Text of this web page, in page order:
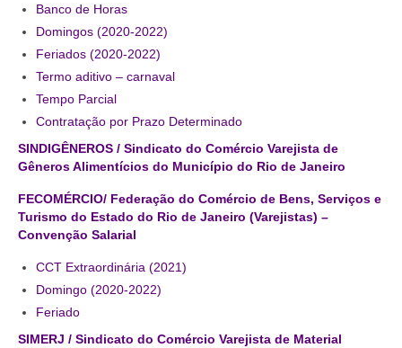
Coletivo Margaridas
Coletivo de Igualdade Racial
DENÚNCIAS
SERVIÇOS
Acordos e convenções
Cadastro de empresa
Jurídico
Declarações
Banco de Horas
Domingos (2020-2022)
Feriados (2020-2022)
Termo aditivo – carnaval
Tempo Parcial
Contratação por Prazo Determinado
SINDIGÊNEROS / Sindicato do Comércio Varejista de
Gêneros Alimentícios do Município do Rio de Janeiro
FECOMÉRCIO/ Federação do Comércio de Bens, Serviços e
Turismo do Estado do Rio de Janeiro (Varejistas) –
Convenção Salarial
CCT Extraordinária (2021)
Domingo (2020-2022)
Feriado
SIMERJ / Sindicato do Comércio Varejista de Material